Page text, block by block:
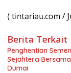
( tintariau.com /
Berita Terkait
Penghentian
Sejahtera
Dumai